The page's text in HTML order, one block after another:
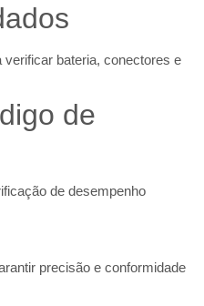
bateria, conectores e
de
de desempenho
precisão e conformidade